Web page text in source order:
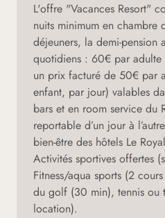
L'offre "Vacances Resort"
nuits minimum en chambre
déjeuners, la demi-pension
quotidiens : 60€ par
un prix facturé de 50€ par
enfant, par jour) valables
bars et en room service du
reportable d’un jour à
bien-être des hôtels Le
Activités sportives offertes
Fitness/aqua sports (2
du golf (30 min), tennis ou
location).